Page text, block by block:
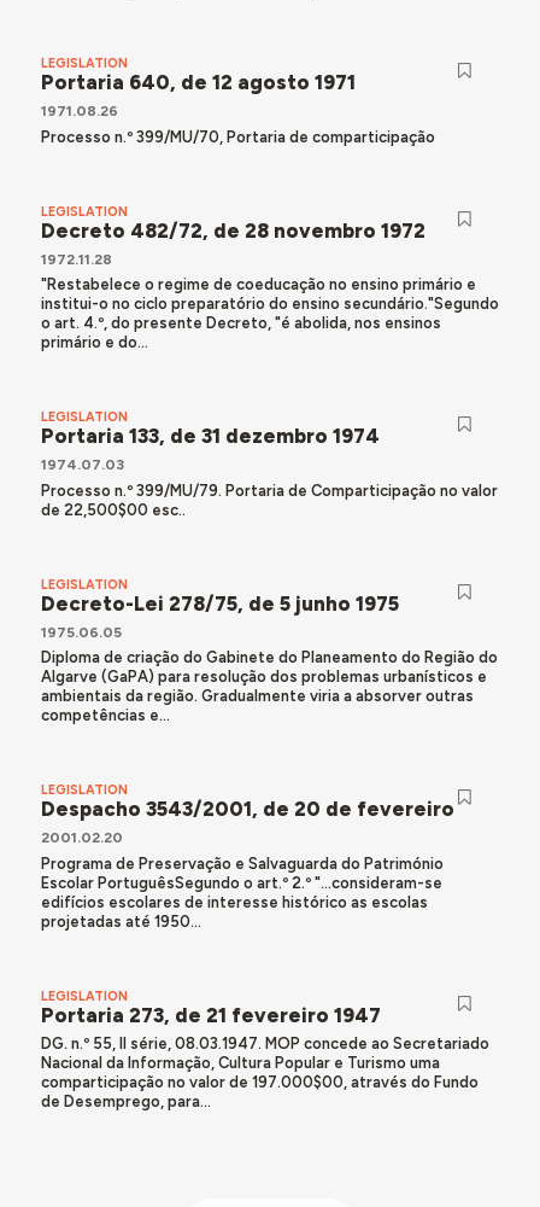
LEGISLATION
Portaria 640, de 12 agosto 1971
1971.08.26
Processo n.º 399/MU/70, Portaria de comparticipação
LEGISLATION
Decreto 482/72, de 28 novembro 1972
1972.11.28
"Restabelece o regime de coeducação no ensino primário e
institui-o no ciclo preparatório do ensino secundário."Segundo
o art. 4.º, do presente Decreto, "é abolida, nos ensinos
primário e do...
LEGISLATION
Portaria 133, de 31 dezembro 1974
1974.07.03
Processo n.º 399/MU/79. Portaria de Comparticipação no valor
de 22,500$00 esc..
LEGISLATION
Decreto-Lei 278/75, de 5 junho 1975
1975.06.05
Diploma de criação do Gabinete do Planeamento do Região do
Algarve (GaPA) para resolução dos problemas urbanísticos e
ambientais da região. Gradualmente viria a absorver outras
competências e...
LEGISLATION
Despacho 3543/2001, de 20 de fevereiro
2001.02.20
Programa de Preservação e Salvaguarda do Património
Escolar PortuguêsSegundo o art.º 2.º "...consideram-se
edifícios escolares de interesse histórico as escolas
projetadas até 1950...
LEGISLATION
Portaria 273, de 21 fevereiro 1947
DG. n.º 55, II série, 08.03.1947. MOP concede ao Secretariado
Nacional da Informação, Cultura Popular e Turismo uma
comparticipação no valor de 197.000$00, através do Fundo
de Desemprego, para...